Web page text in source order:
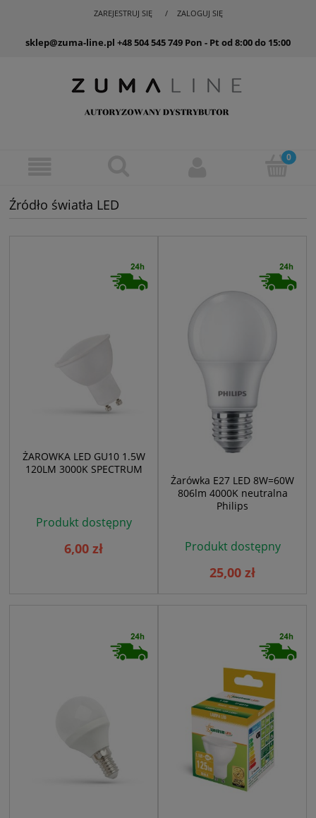
ZAREJESTRUJ SIĘ ZALOGUJ SIĘ
sklep@zuma-line.pl +48 504 545 749 Pon - Pt od 8:00 do 15:00
Źródło światła LED
ŻAROWKA LED GU10 1.5W
120LM 3000K SPECTRUM
Produkt dostępny
6,00 zł
Żarówka E27 LED 8W=60W
806lm 4000K neutralna
Philips
Produkt dostępny
25,00 zł